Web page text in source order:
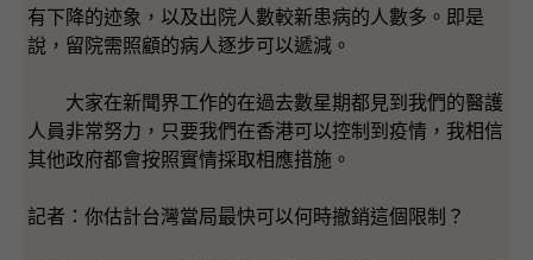
有下降的迹象，以及出院人數較新患病的人數多。即是
說，留院需照顧的病人逐步可以遞減。
大家在新聞界工作的在過去數星期都見到我們的醫護
人員非常努力，只要我們在香港可以控制到疫情，我相信
其他政府都會按照實情採取相應措施。
記者：你估計台灣當局最快可以何時撤銷這個限制？